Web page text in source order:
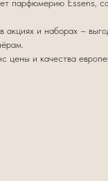
парфюмерию Essens,
акциях и наборах –
цены и качества